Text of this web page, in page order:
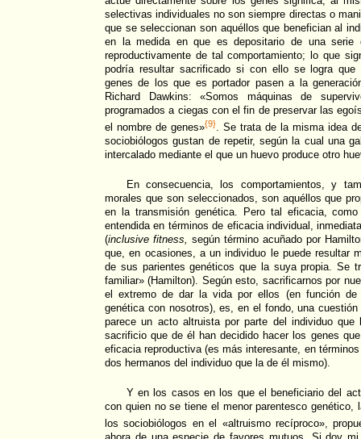
selectivas individuales no son siempre directas o
que se seleccionan son aquéllos que benefician al
en la medida en que es depositario de una serie
reproductivamente de tal comportamiento; lo que
podría resultar sacrificado si con ello se logra que
genes de los que es portador pasen a la
Richard Dawkins: «Somos máquinas de
programados a ciegas con el fin de preservar las
el nombre de genes»{9}
. Se trata de la misma idea
sociobiólogos gustan de repetir, según la cual una
intercalado mediante el que un huevo produce otro
En consecuencia, los comportamientos, y
morales que son seleccionados, son aquéllos que
en la transmisión genética. Pero tal eficacia,
entendida en términos de eficacia individual,
(inclusive fitness,
según término acuñado por
que, en ocasiones, a un individuo le puede resultar
de sus parientes genéticos que la suya propia. Se
familiar» (Hamilton). Según esto, sacrificarnos por
el extremo de dar la vida por ellos (en función de
genética con nosotros), es, en el fondo, una
parece un acto altruista por parte del individuo
sacrificio que de él han decidido hacer los genes
eficacia reproductiva (es más interesante, en
dos hermanos del individuo que la de él mismo).
Y en los casos en los que el beneficiario del
con quien no se tiene el menor parentesco genético,
los sociobiólogos en el «altruismo recíproco»,